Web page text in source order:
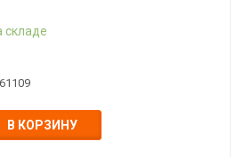
складе
В КОРЗИНУ